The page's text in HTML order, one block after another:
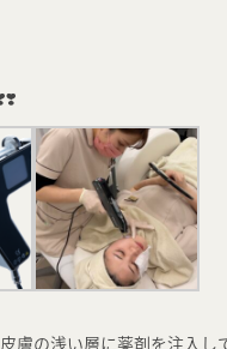
膚の浅い層に薬剤を注入し